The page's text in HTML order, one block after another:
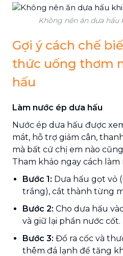
Không nên ăn dưa
Gợi ý cách chế
thức uống thơm
hấu
Làm nước ép dưa hấu
Nước ép dưa hấu được
mát, hỗ trợ giảm cân,
mà bất cứ chị em nào
Tham khảo ngay cách làm
Bước 1: Dưa hấu gọt vỏ
trắng), cắt thành từng
Bước 2: Cho dưa hấu
và giữ lại phần nước cốt.
Bước 3: Đổ ra cốc và
thêm đá lạnh để tăng